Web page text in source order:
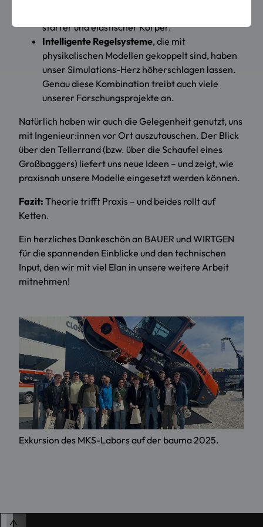
starrer und elastischer Körper.
Intelligente Regelsysteme, die mit
physikalischen Modellen gekoppelt sind, haben
unser Simulations-Herz höherschlagen lassen.
Genau diese Kombination treibt auch viele
unserer Forschungsprojekte an.
Natürlich haben wir auch die Gelegenheit genutzt, uns
mit Ingenieur:innen vor Ort auszutauschen. Der Blick
über den Tellerrand (bzw. über die Schaufel eines
Großbaggers) liefert uns neue Ideen – und zeigt, wie
praxisnah unsere Modelle eingesetzt werden können.
Fazit: Theorie trifft Praxis – und beides rollt auf
Ketten.
Ein herzliches Dankeschön an BAUER und WIRTGEN
für die spannenden Einblicke und den technischen
Input, den wir mit viel Elan in unsere weitere Arbeit
mitnehmen!
Exkursion des MKS-Labors auf der bauma 2025.